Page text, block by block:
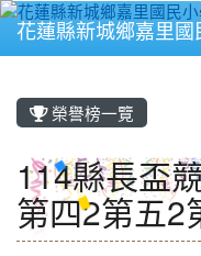
花蓮縣新城鄉嘉里
榮譽榜一覽
114縣長盃
第四2第五2